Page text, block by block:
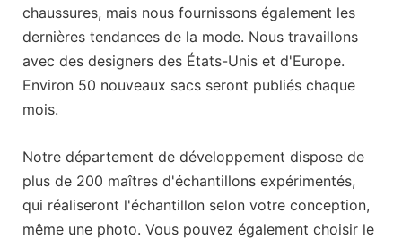
chaussures, mais nous fournissons également les
dernières tendances de la mode. Nous travaillons
avec des designers des États-Unis et d'Europe.
Environ 50 nouveaux sacs seront publiés chaque
mois.
Notre département de développement dispose de
plus de 200 maîtres d'échantillons expérimentés,
qui réaliseront l'échantillon selon votre conception,
même une photo. Vous pouvez également choisir le